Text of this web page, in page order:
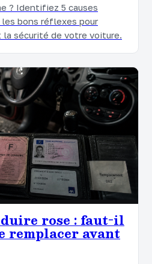
? Identifiez 5 causes
bons réflexes pour
sécurité de votre voiture.
rose : faut-il
remplacer avant